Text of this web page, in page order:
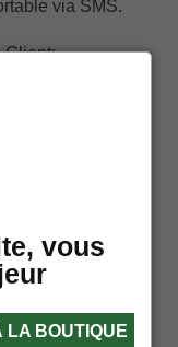
via SMS.
Client:
10 – 17
vous
LA BOUTIQUE